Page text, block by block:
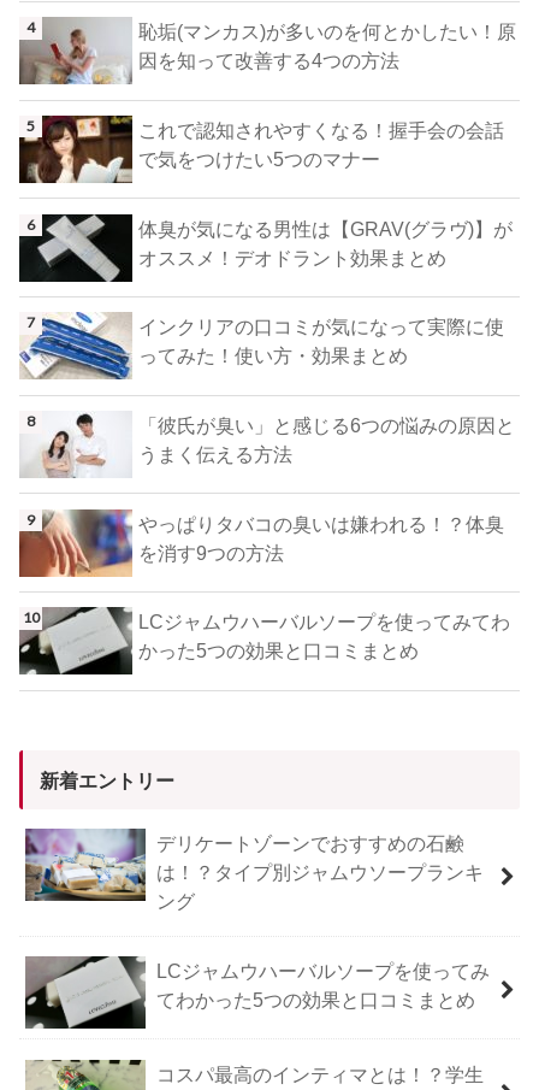
恥垢(マンカス)が多いのを何とかしたい！原
因を知って改善する4つの方法
これで認知されやすくなる！握手会の会話
で気をつけたい5つのマナー
体臭が気になる男性は【GRAV(グラヴ)】が
オススメ！デオドラント効果まとめ
インクリアの口コミが気になって実際に使
ってみた！使い方・効果まとめ
「彼氏が臭い」と感じる6つの悩みの原因と
うまく伝える方法
やっぱりタバコの臭いは嫌われる！？体臭
を消す9つの方法
LCジャムウハーバルソープを使ってみてわ
かった5つの効果と口コミまとめ
新着エントリー
デリケートゾーンでおすすめの石鹸
は！？タイプ別ジャムウソープランキ
ング
LCジャムウハーバルソープを使ってみ
てわかった5つの効果と口コミまとめ
コスパ最高のインティマとは！？学生